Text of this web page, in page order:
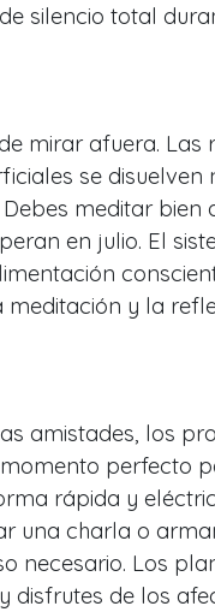
silencio total
mirar afuera. Las
se disuelven
meditar bien
en julio. El
y la
amistades, los
perfecto
rápida y
una charla o
necesario. Los
disfrutes de los